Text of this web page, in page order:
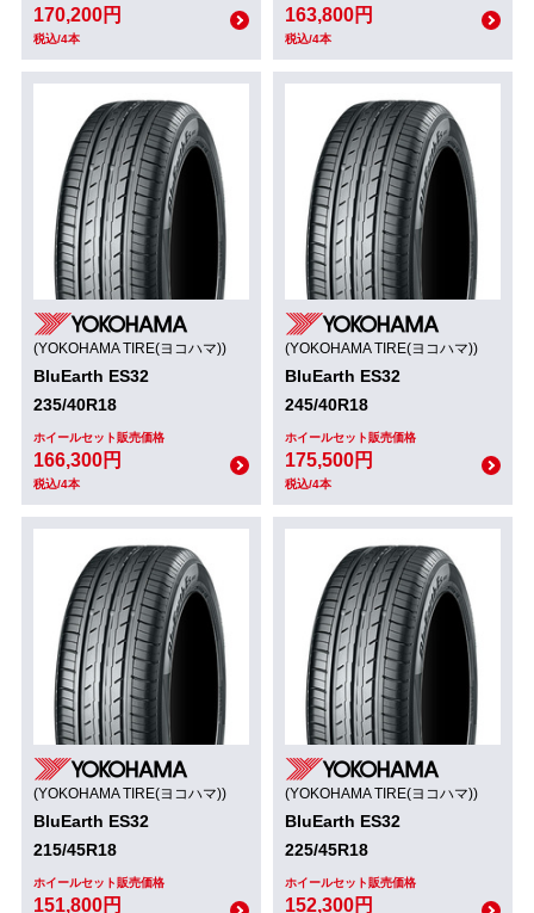
170,200円
税込/4本
163,800円
税込/4本
(YOKOHAMA TIRE(ヨコハマ))
BluEarth ES32
235/40R18
ホイールセット販売価格
166,300円
税込/4本
(YOKOHAMA TIRE(ヨコハマ))
BluEarth ES32
245/40R18
ホイールセット販売価格
175,500円
税込/4本
(YOKOHAMA TIRE(ヨコハマ))
BluEarth ES32
215/45R18
ホイールセット販売価格
151,800円
(YOKOHAMA TIRE(ヨコハマ))
BluEarth ES32
225/45R18
ホイールセット販売価格
152,300円